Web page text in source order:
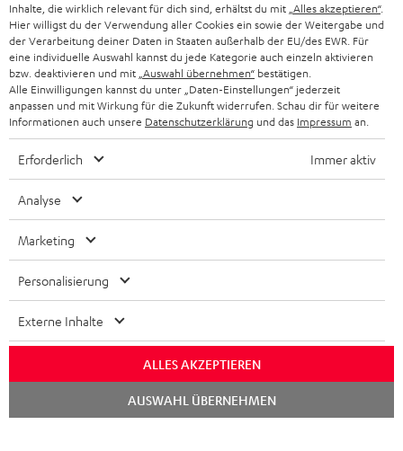
BLUETOOTH-LAUTSPRECHER
KOPFHÖRER
BLUETOOTH-KOPFHÖRER
PARTNERPROGRAMM
BLOG
NEWSLETTER
DEINE VORTEILE BEI TEUFEL
TEUFEL STORY
UNSER MANAGEMENT
NACHHALTIGKEIT
UNSERE WERTE
BILDUNGSRABATT
BARRIEREFREIHEIT
SCHWEIZ
NIEDERLANDE
BELGIEN
FRANKREICH
SPANIEN
Technische Änderungen, Tippfehler und Irrtum vorbehalten. Das auf unseren
Fotos abgebildete Zubehör ist nicht im Lieferumfang enthalten. Etwaige
Entsorgungsgebühren für Batterien sind im Preis inbegriffen.
Impressum AGB Datenschutz Daten-Einstellungen
EU Data Act
Inhalte, die wirklich relevant für dich sind, erhältst du mit „Alles akzeptieren“.
Hier willigst du der Verwendung aller Cookies ein sowie der Weitergabe und
der Verarbeitung deiner Daten in Staaten außerhalb der EU/des EWR. Für
eine individuelle Auswahl kannst du jede Kategorie auch einzeln aktivieren
bzw. deaktivieren und mit „Auswahl übernehmen“ bestätigen.
Alle Einwilligungen kannst du unter „Daten-Einstellungen“ jederzeit
anpassen und mit Wirkung für die Zukunft widerrufen. Schau dir für weitere
Informationen auch unsere Datenschutzerklärung und das Impressum an.
Erforderlich Immer aktiv
Analyse
Marketing
Personalisierung
Externe Inhalte
ALLES AKZEPTIEREN
AUSWAHL ÜBERNEHMEN